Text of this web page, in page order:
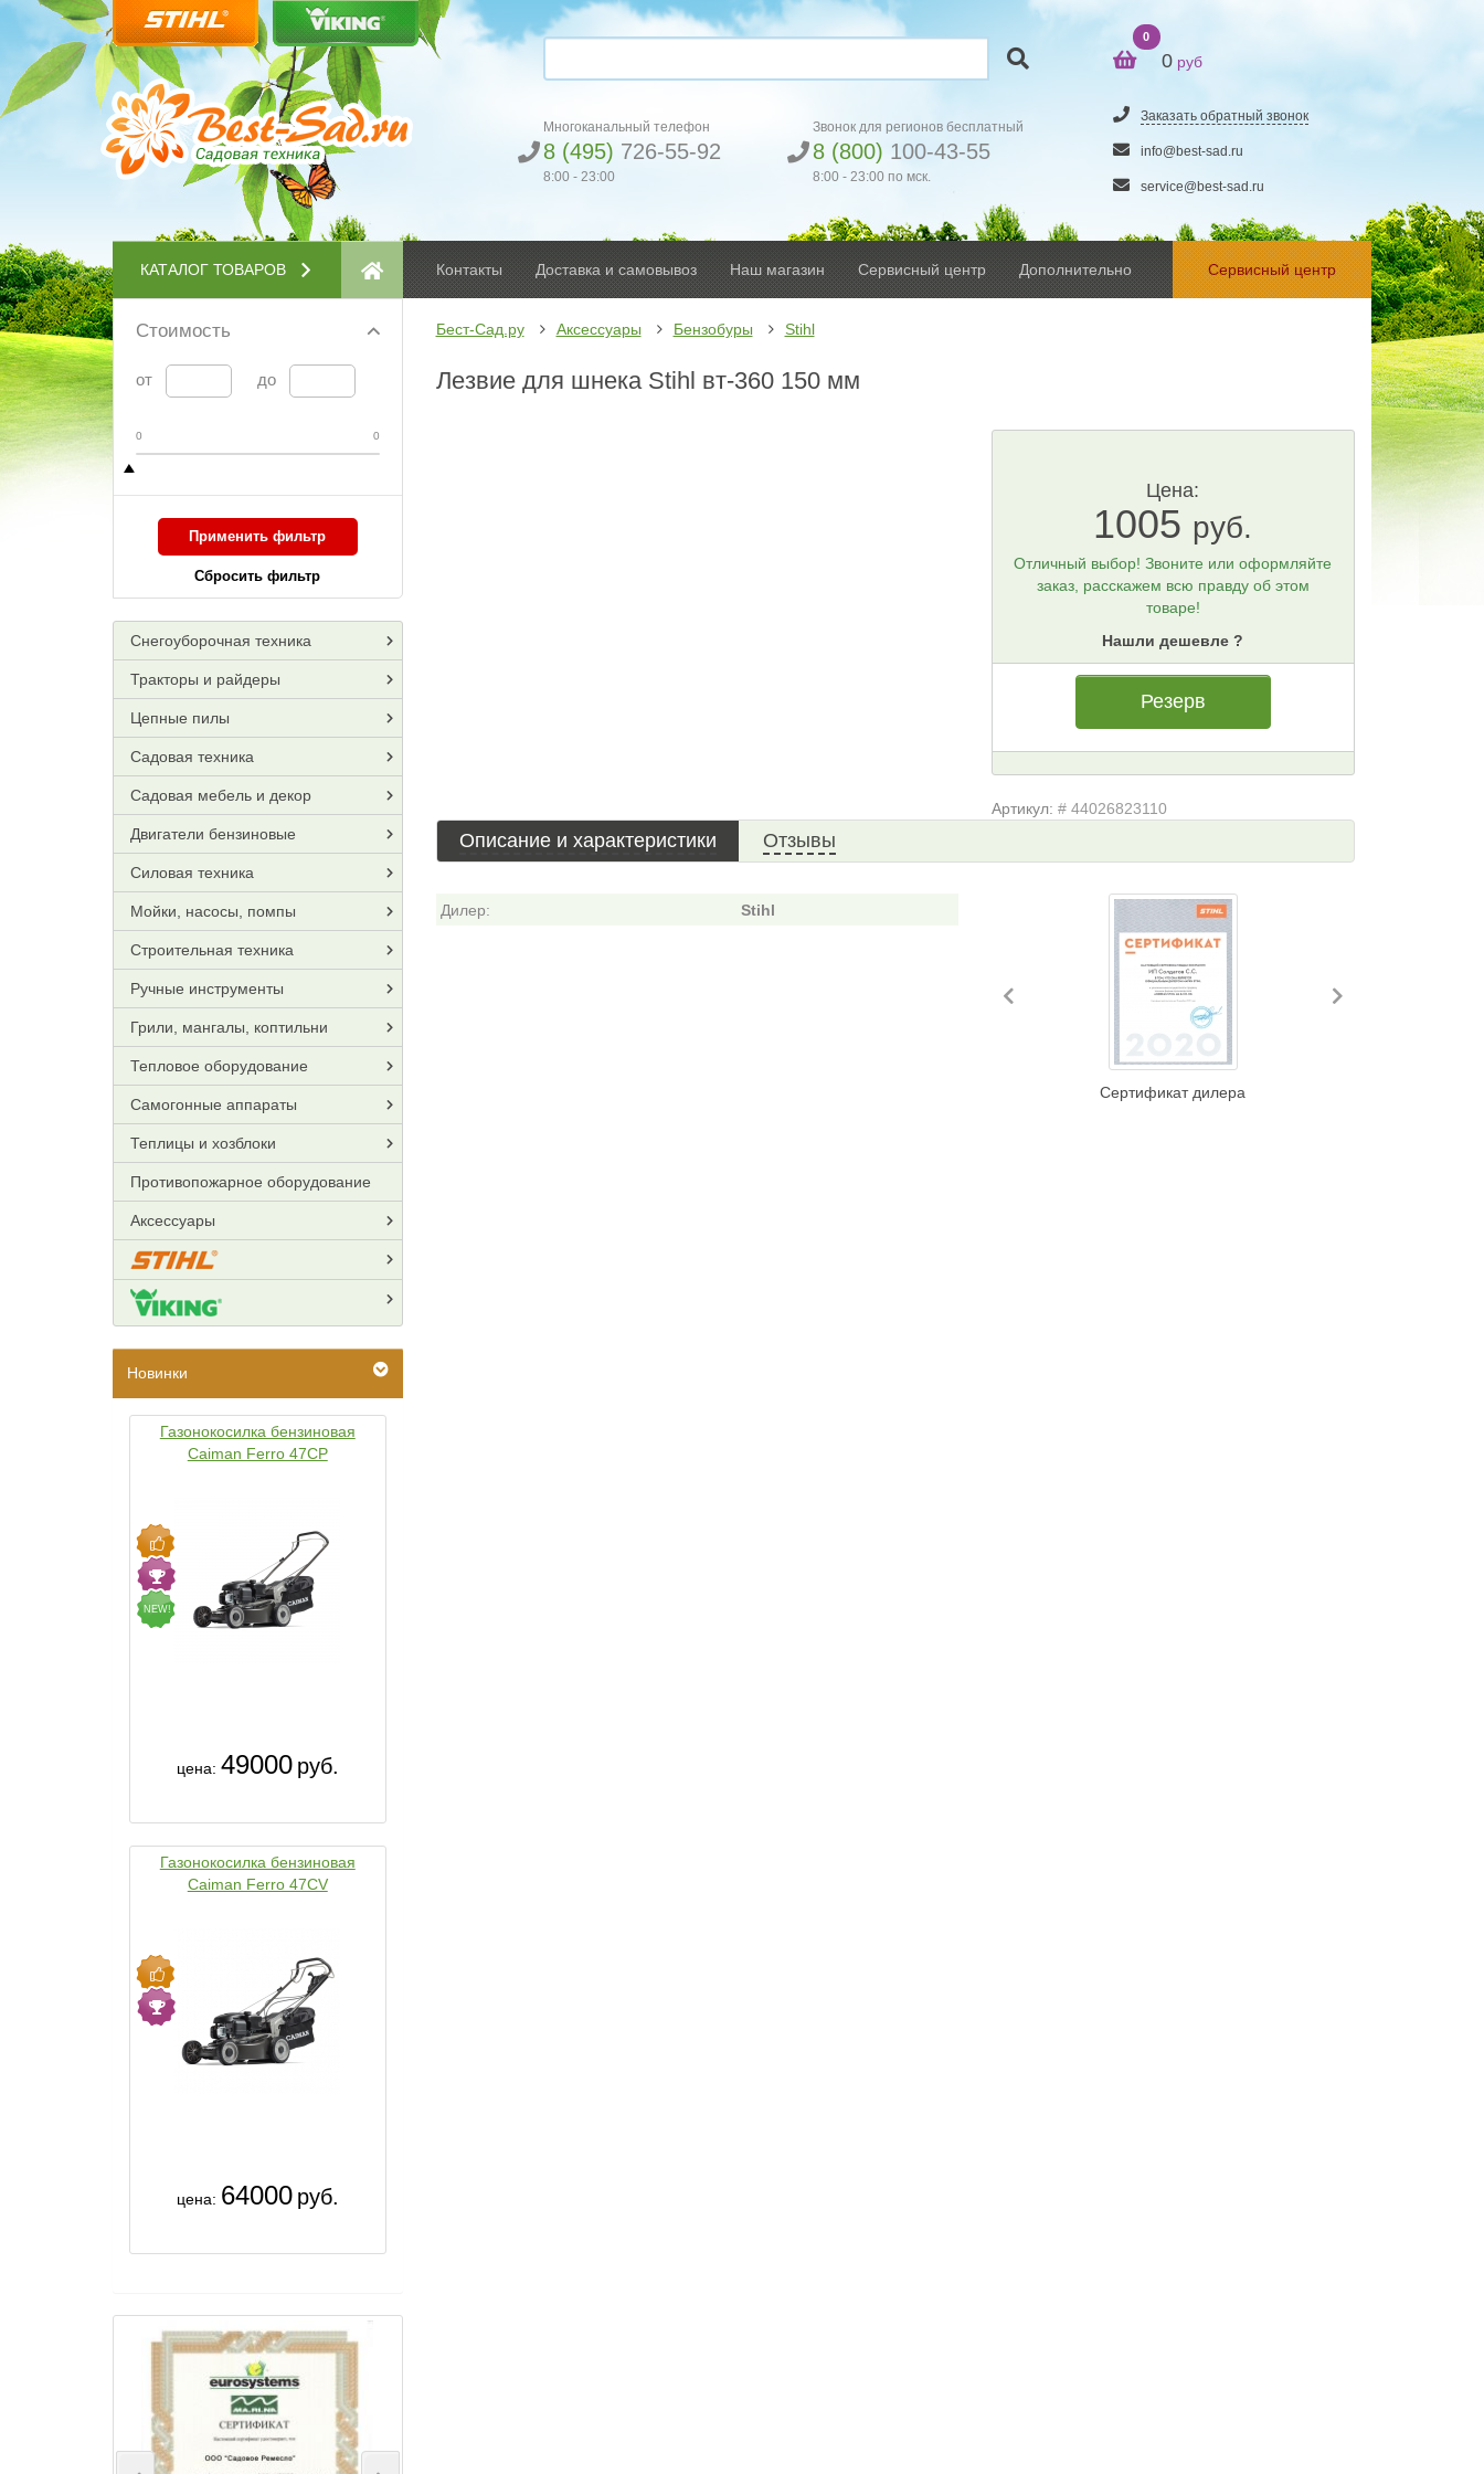
Многоканальный телефон
8 (495) 726-55-92
8:00 - 23:00
Звонок для регионов бесплатный
8 (800) 100-43-55
8:00 - 23:00 по мск.
0
0 руб
Заказать обратный звонок
info@best-sad.ru
service@best-sad.ru
КАТАЛОГ ТОВАРОВ Контакты Доставка и самовывоз Наш магазин Сервисный центр Дополнительно Сервисный центр
Стоимость
от до
0 0
Применить фильтр
Сбросить фильтр
Снегоуборочная техника
Тракторы и райдеры
Цепные пилы
Садовая техника
Садовая мебель и декор
Двигатели бензиновые
Силовая техника
Мойки, насосы, помпы
Строительная техника
Ручные инструменты
Грили, мангалы, коптильни
Тепловое оборудование
Самогонные аппараты
Теплицы и хозблоки
Противопожарное оборудование
Аксессуары
Новинки
Газонокосилка бензиновая
Caiman Ferro 47CP
NEW!
цена: 49000 руб.
Газонокосилка бензиновая
Caiman Ferro 47CV
цена: 64000 руб.
Бест-Сад.ру Аксессуары Бензобуры Stihl
Лезвие для шнека Stihl вт-360 150 мм
Цена:
1005 руб.
Отличный выбор! Звоните или оформляйте
заказ, расскажем всю правду об этом
товаре!
Нашли дешевле ?
Резерв
Артикул: # 44026823110
Описание и характеристики Отзывы
Дилер: Stihl
Сертификат дилера
Previous